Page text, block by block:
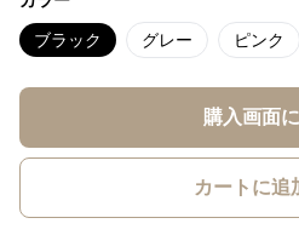
ブラック グレー ピンク
購入画面
カートに追